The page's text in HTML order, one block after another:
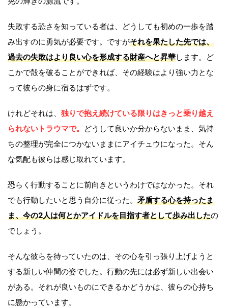
失敗する恐さを知っている者は、どうしても初めの一歩を踏
み出すのに勇気が必要です。ですがそれを果たした先では、
過去の失敗はより良い心を形成する財産へと昇華します。ど
こかで殻を破ることができれば、その経験はより強い力とな
って彼らの身に宿るはずです。
けれどそれは、 独りで抱え続けている限りはきっと乗り越え
られないトラウマで。 どうして良いか分からないまま、気持
ちの整理が完全につかないままにアイチュウになった。そん
な気配も彼らは感じ取れています。
恐らく行動することに前向きというわけではなかった。それ
でも行動したいと思う自分に従った。 矛盾する心を持ったま
ま、今の2人は何とかアイドルを目指す者として歩み出したの
でしょう。
そんな彼らを待っていたのは、その心を引っ張り上げようと
する新しい仲間の姿でした。行動の先には必ず新しい出会い
がある。それが良いものにできるかどうかは、彼らの心持ち
に懸かっています。